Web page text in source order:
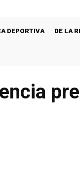
DEPORTIVA DE LA